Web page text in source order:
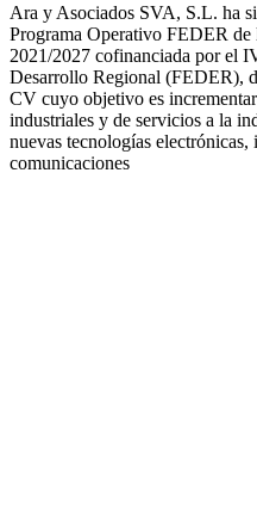
Ara y Asociados SVA, S.L. ha
Programa Operativo FEDER de
2021/2027 cofinanciada por el
Desarrollo Regional (FEDER),
CV cuyo objetivo es
industriales y de servicios a la
nuevas tecnologías
comunicaciones